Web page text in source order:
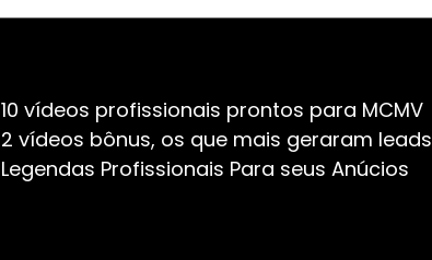
10 vídeos profissionais prontos para MCMV
2 vídeos bônus, os que mais geraram leads
Legendas Profissionais Para seus Anúcios